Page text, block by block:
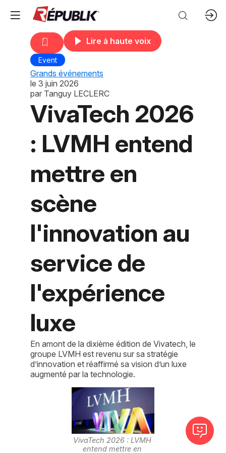
Lire à haute voix
Event
Grands événements
le 3 juin 2026
par Tanguy LECLERC
VivaTech 2026
: LVMH entend
mettre en
scène
l'innovation au
service de
l'expérience
luxe
En amont de la dixième édition de Vivatech, le
groupe LVMH est revenu sur sa stratégie
d’innovation et réaffirmé sa vision d’un luxe
augmenté par la technologie.
VivaTech 2026 : LVMH
entend mettre en